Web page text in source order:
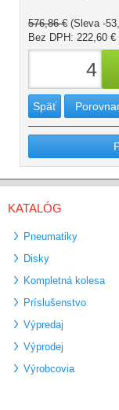
576,86 € (Sleva -
Bez DPH: 222,60 €
Späť
KATALÓG
Pneumatiky
Disky
Kompletná kolesa
Príslušenstvo
Výpredaj
Výprodej
Výrobcovia